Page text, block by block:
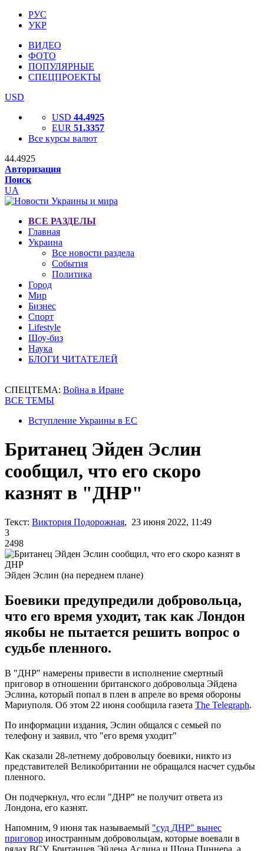
РУС
УКР
ВИДЕО
ФОТО
ПОПУЛЯРНЫЕ
СПЕЦПРОЕКТЫ
USD
USD 44.4925
EUR 51.3357
Все курсы валют
44.4925
Авторизация
Поиск
UA
ВСЕ РАЗДЕЛЫ
Главная
Украина
Все новости раздела
События
Политика
Город
Мир
Бизнес
Спорт
Lifestyle
Шоу-биз
Наука
БЛОГИ ЧИТАТЕЛЕЙ
СПЕЦТЕМА: Война в Иране
ВСЕ ТЕМЫ
Вступление Украины в ЕС
Британец Эйден Эслин
сообщил, что его скоро
казнят в "ДНР"
Текст: Виктория Подорожная, 23 июня 2022, 11:49
3
2498
Эйден Эслин (на переднем плане)
Боевики предупредили добровольца,
что его время уходит, так как Лондон
якобы не пытается решить вопрос о
судьбе пленного.
В "ДНР" намерены привести в исполнение смертный
приговор в отношении британского добровольца Эйдена
Эслина, который попал в плен в апреле во время обороны
Мариуполя. Об этом 22 июня сообщила газета The Telegraph.
По информации издания, Эслин общался с семьей по
телефону и заявил, что "его время уходит"
Как сказали 28-летнему добровольцу боевики, никто из
представителей Великобритании не обращался насчет судьбы
пленного.
Он подчеркнул, что если "ДНР" не получит ответа из
Лондона, его казнят.
Напомним, 9 июня так называемый "суд ДНР" вынес
приговор иностранным добровольцам, которые воевали в
рядах ВСУ. Британцев Эйдена Аслина и Шона Пиннера, а